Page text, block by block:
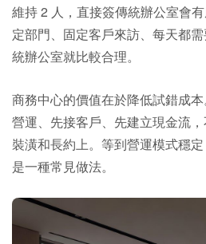
維持 2 人，直接簽傳統辦公室會
定部門、固定客戶來訪、每天都
統辦公室就比較合理。
商務中心的價值在於降低試錯成
營運、先接客戶、先建立現金流
裝潢和長約上。等到營運模式穩
是一種常見做法。